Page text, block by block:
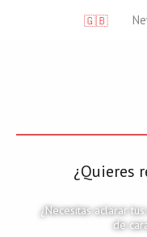
🇬🇧
¿Quieres
¿Necesitas aclarar
de